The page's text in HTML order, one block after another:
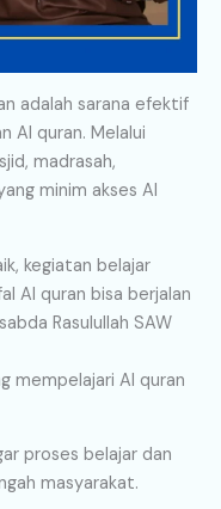
adalah sarana efektif
Al quran. Melalui
madrasah,
minim akses Al
kegiatan belajar
Al quran bisa berjalan
Rasulullah SAW
mempelajari Al quran
proses belajar dan
masyarakat.